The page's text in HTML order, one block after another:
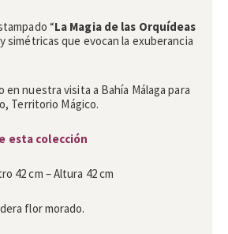
“La Magia de las Orquídeas
simétricas que evocan la exuberancia
en nuestra visita a Bahía Málaga para
Territorio Mágico.
esta colección
42 cm – Altura 42 cm
flor morado.